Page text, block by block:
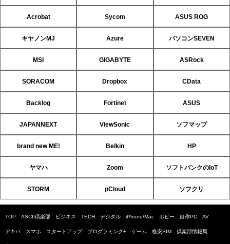
Acrobat Sycom ASUS ROG
キヤノンMJ Azure パソコンSEVEN
MSI GIGABYTE ASRock
SORACOM Dropbox CData
Backlog Fortinet ASUS
JAPANNEXT ViewSonic ソフマップ
brand new ME! Belkin HP
ヤマハ Zoom ソフトバンクのIoT
STORM pCloud ソフクリ
TOP ASCII倶楽部 ビジネス TECH デジタル iPhone/Mac ホビー 自作PC AV
アキバ スマホ スタートアップ プログラミング+ ゲーム 格安SIM 倶楽部情報局